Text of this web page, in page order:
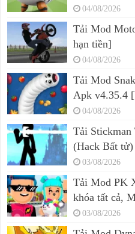
04/08/2026
Tải Mod
hạn tiền]
04/08/2026
Tải Mod
Apk v4.35.4
04/08/2026
Tải Stickman
(Hack Bất tử)
03/08/2026
Tải Mod PK
khóa tất cả,
03/08/2026